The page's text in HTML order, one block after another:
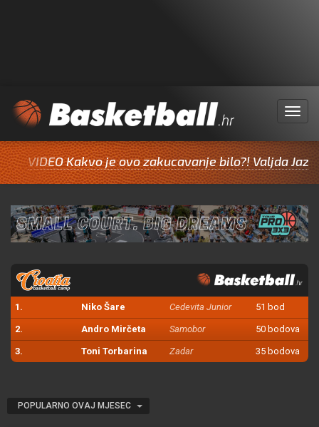
Menu
Kakvo je ovo zakucavanje bilo?! Valjda Jazine
1. Niko Šare Cedevita Junior 51 bod
2. Andro Mirčeta Samobor 50 bodova
3. Toni Torbarina Zadar 35 bodova
POPULARNO OVAJ MJESEC